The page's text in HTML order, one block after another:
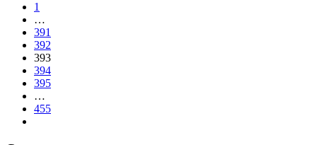
1
…
391
392
393
394
395
…
455